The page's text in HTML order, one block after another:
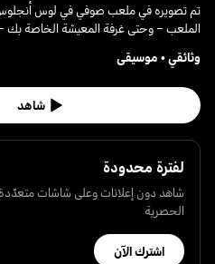
تم تصويره في ملعب صوفي في لوس أنجلوس،
الملعب – وحتى غرفة المعيشة الخاصة بك
وثائقي• موسيقى
شاهد
لفترة محدودة
شاهد دون إعلانات وعلى شاشات متعدّدة،
الحصرية
اشترك الآن